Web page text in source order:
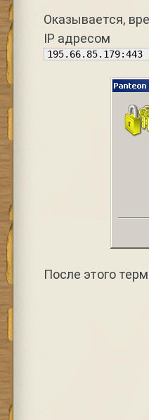
Оказывается,
IP адресом
195.66.85.179:443
После этого